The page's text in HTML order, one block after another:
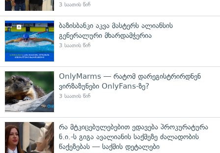
3 საათის წინ
ბაზისბანკი აკვა მასტერს ალიანსის
გენერალური მხარდამჭერია
3 საათის წინ
OnlyMarms — რატომ დარეგისტრირდნენ
ვირზაზუნები OnlyFans-ზე?
3 საათის წინ
რა მტკიცებულებებით ედავება პროკურატურა
ნ.ი.-ს გიგა ავალიანის საქმეზე ძალადობის
წაქეზებას — საქმის დეტალები